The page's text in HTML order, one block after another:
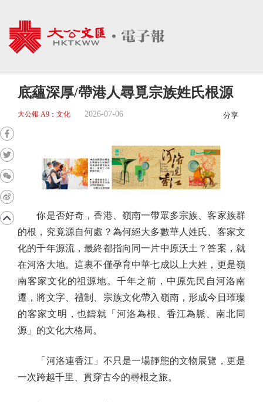
底蘊深厚/帶港人尋覓宗族姓氏根源
大公報 A9：文化 2026-07-06 分享
你是否好奇，香港、嶺南一帶眾多宗族、客家族群
的根，究竟源自何處？為何絕大多數華人姓氏、客家文
化的千年源流，最終都指向同一片中原沃土？答案，就
在河洛大地。這裏不僅孕育中華七成以上大姓，更是嶺
南客家文化的祖源地。千年之前，中原先民自河洛南
遷，將文字、禮制、宗族文化帶入嶺南，形成今日璀璨
的客家文明，也鑄就「河洛為根、香江為脈、南北同
源」的文化大格局。
「河洛連香江」不只是一場靜態的文物展覽，更是
一次跨越千里、貫穿古今的尋根之旅。